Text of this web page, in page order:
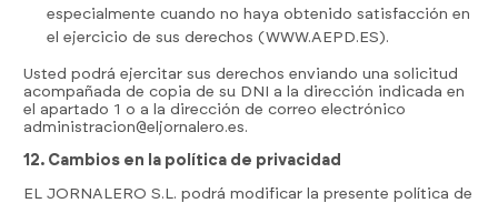
especialmente cuando no haya obtenido satisfacción en
el ejercicio de sus derechos (WWW.AEPD.ES).
Usted podrá ejercitar sus derechos enviando una solicitud
acompañada de copia de su DNI a la dirección indicada en
el apartado 1 o a la dirección de correo electrónico
administracion@eljornalero.es.
12. Cambios en la política de privacidad
EL JORNALERO S.L. podrá modificar la presente política de